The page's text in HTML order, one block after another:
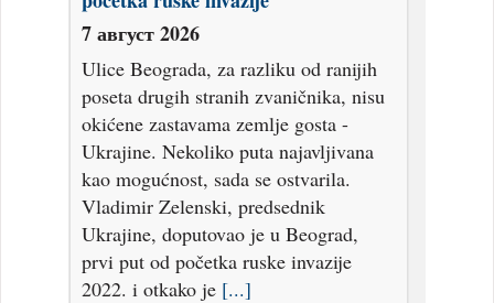
7 август 2026
Ulice Beograda, za razliku od ranijih
poseta drugih stranih zvaničnika, nisu
okićene zastavama zemlje gosta -
Ukrajine. Nekoliko puta najavljivana
kao mogućnost, sada se ostvarila.
Vladimir Zelenski, predsednik
Ukrajine, doputovao je u Beograd,
prvi put od početka ruske invazije
2022. i otkako je [...]